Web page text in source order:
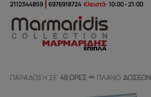
2112344859 6976918724 Κλειστά· 10:00 - 21:00
ΠΑΡΑΔΟΣΗ ΣΕ 48 ΩΡΕΣ ΠΛΑΝΟ ΔΟΣΕΩΝ
ΠΑΡΑΔΟΣΗ ΣΕ 48 ΩΡΕΣ ΠΛΑΝΟ ΔΟΣΕΩΝ